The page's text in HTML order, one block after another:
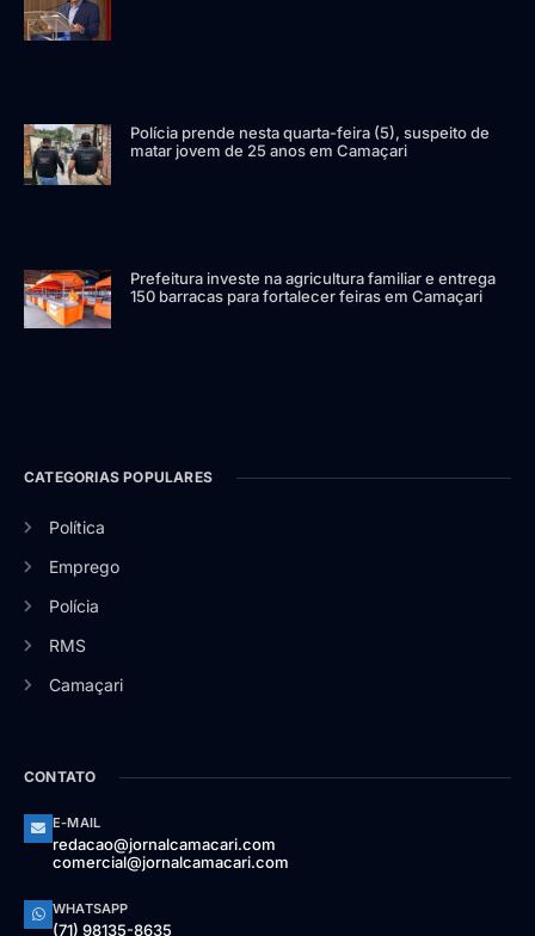
Polícia prende nesta quarta-feira (5), suspeito de
matar jovem de 25 anos em Camaçari
Prefeitura investe na agricultura familiar e entrega
150 barracas para fortalecer feiras em Camaçari
CATEGORIAS POPULARES
Política
Emprego
Polícia
RMS
Camaçari
CONTATO
E-MAIL
redacao@jornalcamacari.com
comercial@jornalcamacari.com
WHATSAPP
(71) 98135-8635